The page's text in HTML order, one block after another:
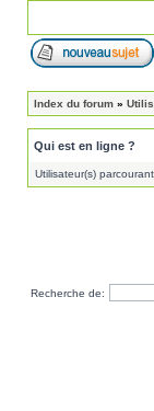
Index du forum »
Qui est en ligne ?
Utilisateur(s)
Recherche de: